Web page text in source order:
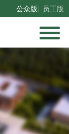
公众版 员工版